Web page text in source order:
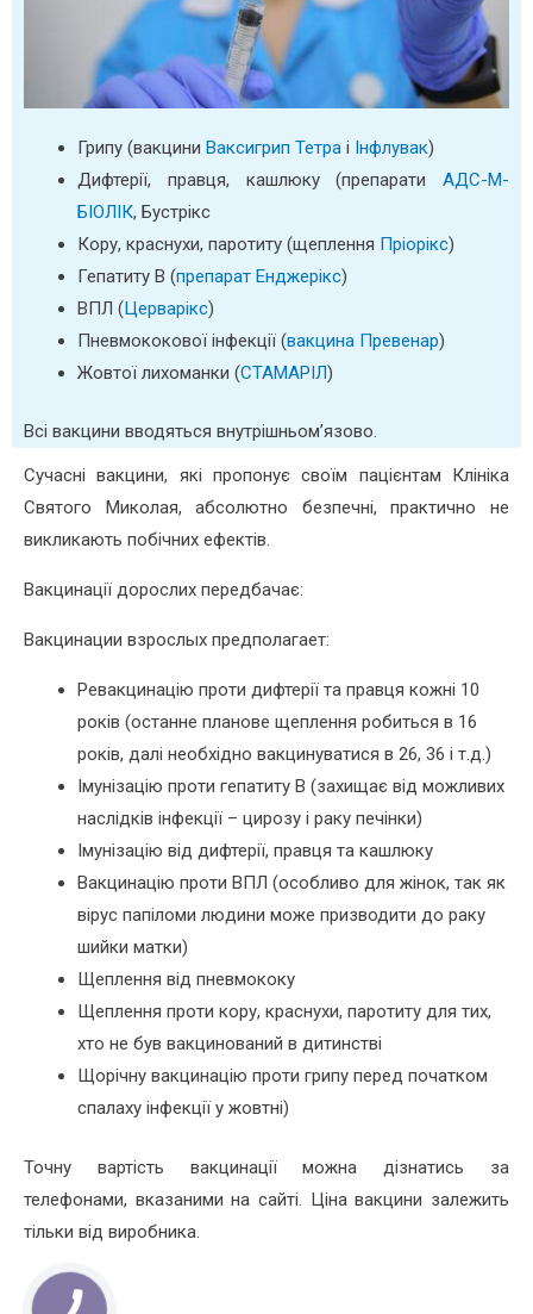
Грипу (вакциниВаксигрип Тетра і Інфлувак)
Дифтерії, правця, кашлюку (препарати АДС-М-
БІОЛІК, Бустрікс
Кору, краснухи, паротиту (щеплення Пріорікс)
Гепатиту В (препарат Енджерікс)
ВПЛ (Церварікс)
Пневмококової інфекції (вакцина Превенар)
Жовтої лихоманки (СТАМАРІЛ)
Всі вакцини вводяться внутрішньом’язово.
Сучасні вакцини, які пропонує своїм пацієнтам Клініка
Святого Миколая, абсолютно безпечні, практично не
викликають побічних ефектів.
Вакцинації дорослих передбачає:
Вакцинации взрослых предполагает:
Ревакцинацію проти дифтерії та правця кожні 10
років (останне планове щеплення робиться в 16
років, далі необхідно вакцинуватися в 26, 36 і т.д.)
Імунізацію проти гепатиту В (захищає від можливих
наслідків інфекції – цирозу і раку печінки)
Імунізацію від дифтерії, правця та кашлюку
Вакцинацію проти ВПЛ (особливо для жінок, так як
вірус папіломи людини може призводити до раку
шийки матки)
Щеплення від пневмококу
Щеплення проти кору, краснухи, паротиту для тих,
хто не був вакцинований в дитинстві
Щорічну вакцинацію проти грипу перед початком
спалаху інфекції у жовтні)
Точну вартість вакцинації можна дізнатись за
телефонами, вказаними на сайті. Ціна вакцини залежить
тільки від виробника.